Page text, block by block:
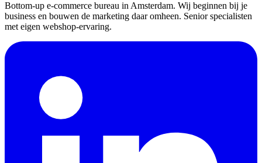
Bottom-up e-commerce bureau in Amsterdam. Wij beginnen bij je
business en bouwen de marketing daar omheen. Senior specialisten
met eigen webshop-ervaring.